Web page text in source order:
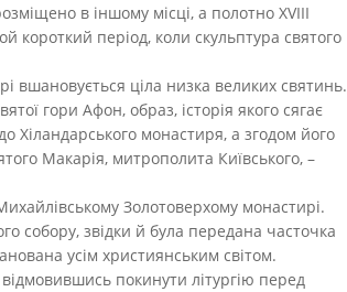
в іншому місці, а полотно XVIII
короткий період, коли скульптура святого
вшановується ціла низка великих святинь.
гори Афон, образ, історія якого сягає
Хіландарського монастиря, а згодом його
Макарія, митрополита Київського, –
Золотоверхому монастирі.
собору, звідки й була передана часточка
усім християнським світом.
покинути літургію перед